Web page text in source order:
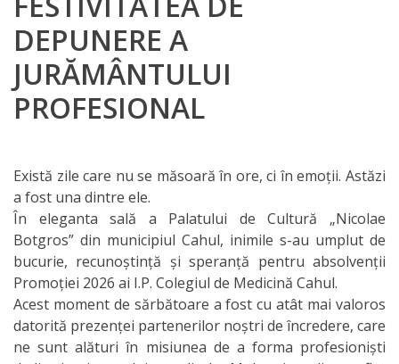
IPCMC
Posturi
vacante
Planuri și
rapoarte
de
activitate
Нормативные
DEPUNERE A
JURĂMÂNTULUI
PROFESIONAL
Există zile care nu se măsoară în ore, ci în emoții. Astăzi
a fost una dintre ele.
În eleganta sală a Palatului de Cultură „Nicolae
Botgros” din municipiul Cahul, inimile s-au umplut de
bucurie, recunoștință și speranță pentru absolvenții
Promoției 2026 ai I.P. Colegiul de Medicină Cahul.
Acest moment de sărbătoare a fost cu atât mai valoros
datorită prezenței partenerilor noștri de încredere, care
ne sunt alături în misiunea de a forma profesioniști